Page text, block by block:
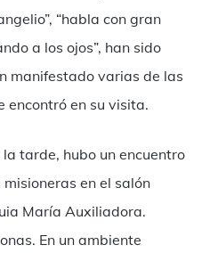
“habla con gran
a los ojos”, han sido
manifestado varias de las
encontró en su visita.
tarde, hubo un encuentro
en el salón
María Auxiliadora.
En un ambiente